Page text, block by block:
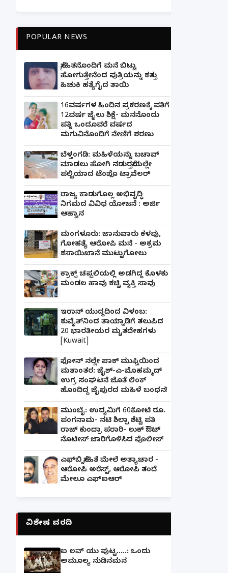
POPULAR NEWS
ಸ್ನೇಹಿತನೊಂದಿಗೆ ಮನೆ ಬಿಟ್ಟು
ಹೋಗುತ್ತೇನೆಂದ ಪುತ್ರಿಯನ್ನು ಕತ್ತು
ಹಿಚುಕಿ ಹತ್ಯೆಗೈದ ತಾಯಿ
16ವರ್ಷಗಳ ಹಿಂದಿನ ಪ್ರಕರಣಕ್ಕೆ ಪತಿಗೆ
12ವರ್ಷ ಜೈಲು ಶಿಕ್ಷೆ- ಮನನೊಂದು
ಪತ್ನಿ ಒಂದೂವರೆ ವರ್ಷದ
ಮಗುವಿನೊಂದಿಗೆ ನೇಣಿಗೆ ಶರಣು
ಬೆಳ್ತಂಗಡಿ: ಮಹಿಳೆಯನ್ನು ಬಚಾವ್
ಮಾಡಲು ಹೋಗಿ ನಡುರಸ್ತೆಯಲ್ಲೇ
ಪಲ್ಟಿಯಾದ ಟೆಂಪೊ ಟ್ರಾವೆಲರ್
ರಾಜ್ಯ ಕಾಡುಗೊಲ್ಲ ಅಭಿವೃದ್ಧಿ
ನಿಗಮದ ವಿವಿಧ ಯೋಜನೆ : ಅರ್ಜಿ
ಆಹ್ವಾನ
ಮಂಗಳೂರು: ಜಾನುವಾರು ಕಳವು,
ಗೋಹತ್ಯೆ ಆರೋಪಿ ಮನೆ - ಅಕ್ರಮ
ಕಸಾಯಿಖಾನೆ ಮುಟ್ಟುಗೋಲು
ಕ್ರಾಕ್ಸ್ ಚಪ್ಪಲಿಯಲ್ಲಿ ಅಡಗಿದ್ದ ಕೊಳಕು
ಮಂಡಲ ಹಾವು ಕಚ್ಚಿ ವ್ಯಕ್ತಿ ಸಾವು
ಇರಾನ್ ಯುದ್ಧದಿಂದ ವಿಳಂಬ:
ಕುವೈತ್‌ನಿಂದ ತಾಯ್ನಾಡಿಗೆ ತಲುಪಿದ
20 ಭಾರತೀಯರ ಮೃತದೇಹಗಳು
[Kuwait]
ಫೋನ್ ನಲ್ಲೇ ಪಾಕ್ ಮುಫ್ತಿಯಿಂದ
ಮತಾಂತರ: ಜೈಶ್-ಎ-ಮೊಹಮ್ಮದ್
ಉಗ್ರ ಸಂಘಟನೆ ಜೊತೆ ಲಿಂಕ್
ಹೊಂದಿದ್ದ ಜೈಪುರದ ಮಹಿಳೆ ಬಂಧನ!
ಮುಂಬೈ: ಉದ್ಯಮಿಗೆ 60ಕೋಟಿ ರೂ.
ಪಂಗನಾಮ- ನಟಿ ಶಿಲ್ಪಾ ಶೆಟ್ಟಿ ಪತಿ
ರಾಜ್ ಕುಂದ್ರಾ ಪರಾರಿ- ಲುಕ್ ಔಟ್
ನೊಟೀಸ್ ಜಾರಿಗೊಳಿಸಿದ ಪೊಲೀಸ್
ಎಫ್‌ಬಿ ಸ್ನೇಹಿತೆ ಮೇಲೆ ಅತ್ಯಾಚಾರ -
ಆರೋಪಿ ಅರೆಸ್ಟ್, ಆರೋಪಿ ತಂದೆ
ಮೇಲೂ ಎಫ್ಐಆರ್
ವಿಶೇಷ ವರದಿ
ಐ ಲವ್ ಯು ಪುಟ್ಟ.....: ಒಂದು
ಅಮೂಲ್ಯ ನುಡಿನಮನ